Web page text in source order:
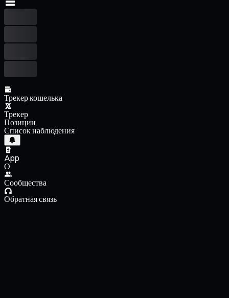
Трекер кошелька
Трекер
Позиции
Список наблюдения
App
О
Сообщества
Обратная связь